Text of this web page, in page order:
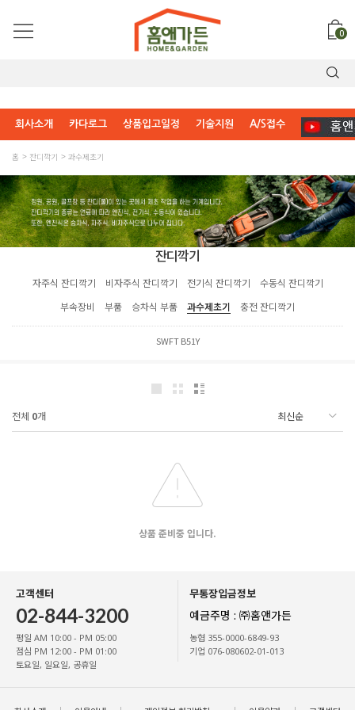
0
회사소개 카다로그 상품입고일정 기술지원 A/S접수
홈 잔디깍기 과수제초기
잔디깍기
자주식 잔디깍기 비자주식 잔디깍기 전기식 잔디깍기
수동식 잔디깍기
부속장비
부품 승차식 부품 과수제초기 충전 잔디깍기
SWFT B51Y
전체 0개
상품 준비중 입니다.
고객센터
02-844-3200
평일 AM 10:00 - PM 05:00
점심 PM 12:00 - PM 01:00
토요일, 일요일, 공휴일
무통장입금정보
예금주명 : ㈜홈앤가든
농협 355-0000-6849-93
기업 076-080602-01-013